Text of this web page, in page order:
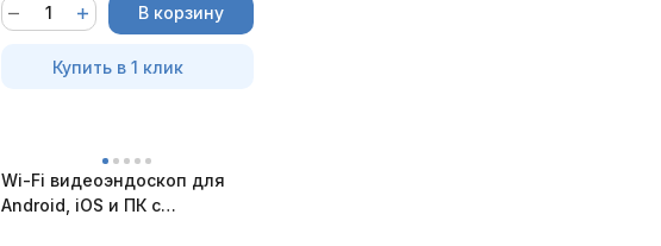
В корзину
Купить в 1 клик
Wi-Fi видеоэндоскоп для
Android, iOS и ПК с